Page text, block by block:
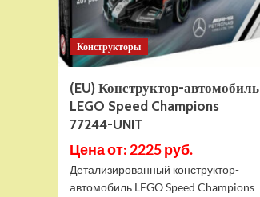
Конструкторы
(EU) Конструктор-автомобиль
LEGO Speed Champions
77244-UNIT
Цена от: 2225 руб.
Детализированный конструктор-
автомобиль LEGO Speed Champions